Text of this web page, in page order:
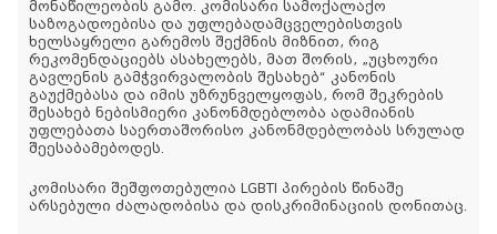
მონაწილეობის გამო. კომისარი სამოქალაქო
საზოგადოებისა და უფლებადამცველებისთვის
ხელსაყრელი გარემოს შექმნის მიზნით, რიგ
რეკომენდაციებს ასახელებს, მათ შორის, „უცხოური
გავლენის გამჭვირვალობის შესახებ“ კანონის
გაუქმებასა და იმის უზრუნველყოფას, რომ შეკრების
შესახებ ნებისმიერი კანონმდებლობა ადამიანის
უფლებათა საერთაშორისო კანონმდებლობას სრულად
შეესაბამებოდეს.
კომისარი შეშფოთებულია LGBTI პირების წინაშე
არსებული ძალადობისა და დისკრიმინაციის დონითაც.